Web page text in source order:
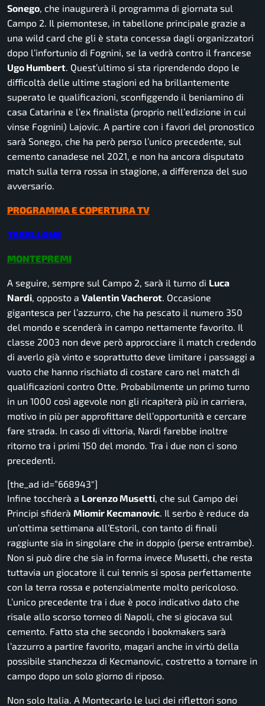
Sonego, che inaugurerà il programma di giornata sul
Campo 2. Il piemontese, in tabellone principale grazie a
una wild card che gli è stata concessa dagli organizzatori
dopo l’infortunio di Fognini, se la vedrà contro il francese
Ugo Humbert. Quest’ultimo si sta riprendendo dopo le
difficoltà delle ultime stagioni ed ha brillantemente
superato le qualificazioni, sconfiggendo il beniamino di
casa Catarina e l’ex finalista (proprio nell’edizione in cui
vinse Fognini) Lajovic. A partire con i favori del pronostico
sarà Sonego, che ha però perso l’unico precedente, sul
cemento canadese nel 2021, e non ha ancora disputato
match sulla terra rossa in stagione, a differenza del suo
avversario.
PROGRAMMA E COPERTURA TV
TABELLONE
MONTEPREMI
A seguire, sempre sul Campo 2, sarà il turno di Luca
Nardi, opposto a Valentin Vacherot. Occasione
gigantesca per l’azzurro, che ha pescato il numero 350
del mondo e scenderà in campo nettamente favorito. Il
classe 2003 non deve però approcciare il match credendo
di averlo già vinto e soprattutto deve limitare i passaggi a
vuoto che hanno rischiato di costare caro nel match di
qualificazioni contro Otte. Probabilmente un primo turno
in un 1000 così agevole non gli ricapiterà più in carriera,
motivo in più per approfittare dell’opportunità e cercare
fare strada. In caso di vittoria, Nardi farebbe inoltre
ritorno tra i primi 150 del mondo. Tra i due non ci sono
precedenti.
[the_ad id=”668943″]
Infine toccherà a Lorenzo Musetti, che sul Campo dei
Principi sfiderà Miomir Kecmanovic. Il serbo è reduce da
un’ottima settimana all’Estoril, con tanto di finali
raggiunte sia in singolare che in doppio (perse entrambe).
Non si può dire che sia in forma invece Musetti, che resta
tuttavia un giocatore il cui tennis si sposa perfettamente
con la terra rossa e potenzialmente molto pericoloso.
L’unico precedente tra i due è poco indicativo dato che
risale allo scorso torneo di Napoli, che si giocava sul
cemento. Fatto sta che secondo i bookmakers sarà
l’azzurro a partire favorito, magari anche in virtù della
possibile stanchezza di Kecmanovic, costretto a tornare in
campo dopo un solo giorno di riposo.
Non solo Italia. A Montecarlo le luci dei riflettori sono